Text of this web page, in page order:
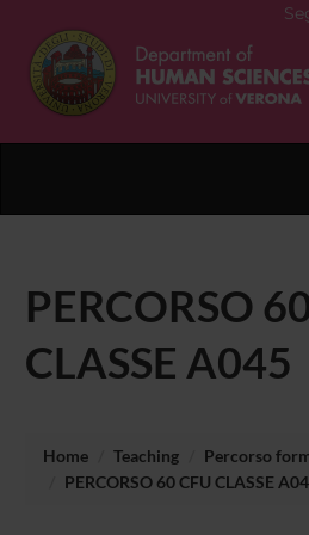
PERCORSO
CLASSE A045
Home Teaching
Percorso
PERCORSO 60 CFU CLASSE